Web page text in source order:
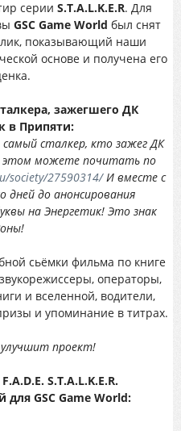
серии S.T.A.L.K.E.R. Для
GSC Game World был снят
показывающий наши
основе и получена его
зажегшего ДК
в Припяти:
сталкер, кто зажег ДК
этом можете почитать по
society/27590314/И вместе с
дней до анонсирования
на Энергетик! Это знак
сьёмки фильма по книге
операторы,
и вселенной, водители,
и упоминание в титрах.
проект!
S.T.A.L.K.E.R.
GSC Game World: